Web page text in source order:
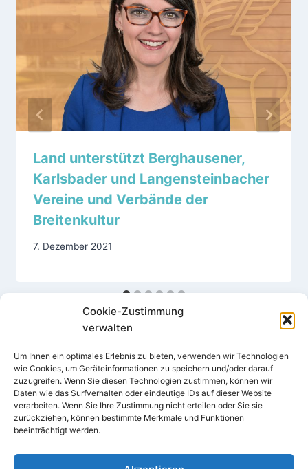
Cookie-Zustimmung
verwalten
Um Ihnen ein optimales Erlebnis zu bieten, verwenden wir Technologien
wie Cookies, um Geräteinformationen zu speichern und/oder darauf
zuzugreifen. Wenn Sie diesen Technologien zustimmen, können wir
Daten wie das Surfverhalten oder eindeutige IDs auf dieser Website
verarbeiten. Wenn Sie Ihre Zustimmung nicht erteilen oder Sie sie
zurückziehen, können bestimmte Merkmale und Funktionen
beeinträchtigt werden.
Land unterstützt Berghausener,
Karlsbader und Langensteinbacher
Vereine und Verbände der
Breitenkultur
7. Dezember 2021
Impressum
Datenschutz